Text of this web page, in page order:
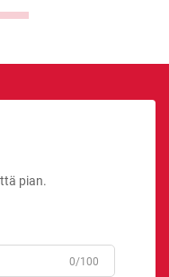
pian.
0/100